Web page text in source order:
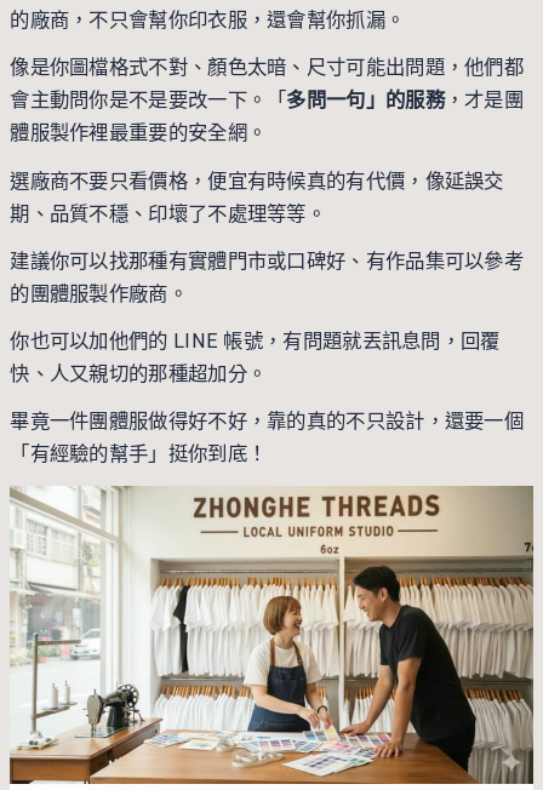
的廠商，不只會幫你印衣服，還會幫你抓漏。
像是你圖檔格式不對、顏色太暗、尺寸可能出問題，他們都
會主動問你是不是要改一下。「 多問一句」的服務，才是團
體服製作裡最重要的安全網。
選廠商不要只看價格，便宜有時候真的有代價，像延誤交
期、品質不穩、印壞了不處理等等。
建議你可以找那種有實體門市或口碑好、有作品集可以參考
的團體服製作廠商。
你也可以加他們的 LINE 帳號，有問題就丟訊息問，回覆
快、人又親切的那種超加分。
畢竟一件團體服做得好不好，靠的真的不只設計，還要一個
「有經驗的幫手」挺你到底！